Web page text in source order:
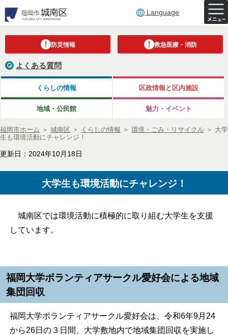
Language
防災情報 救急医療・消防
よくある質問
くらしの情報 区政情報と区内施設
地域・公民館 魅力・イベント
福岡市ホーム ＞ 城南区 ＞ くらしの情報 ＞ 環境・ごみ・リサイクル ＞ 大学
生も環境活動にチャレンジ！
更新日：2024年10月18日
大学生も環境活動にチャレンジ！
城南区では環境活動に積極的に取り組む大学生を支援
しています。
福岡大学ボランティアサークル愛好会による地域
集団回収
福岡大学ボランティアサークル愛好会は、令和6年9月24
から26日の３日間、大学敷地内で地域集団回収を実施し